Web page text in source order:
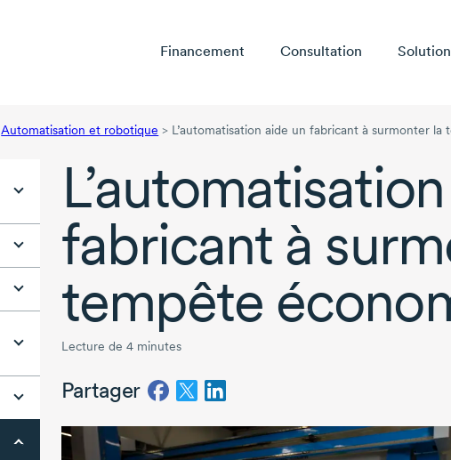
Financement Consultation
Automatisation et robotique > L’automatisation aide un fabricant à surmonter la
fabricant à
tempête
Lecture de 4 minutes
Partager